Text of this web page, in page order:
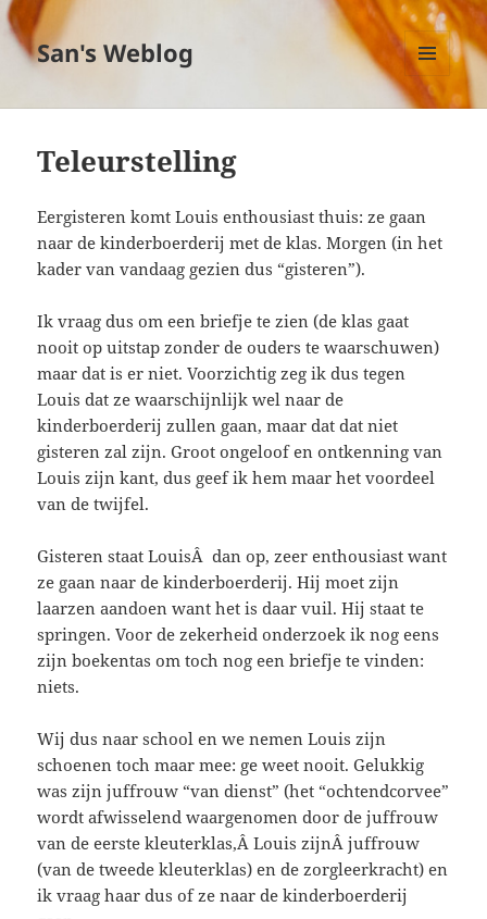
San's Weblog
MENU
EN
Teleurstelling
Eergisteren komt Louis enthousiast thuis: ze gaan
naar de kinderboerderij met de klas. Morgen (in het
kader van vandaag gezien dus “gisteren”).
Ik vraag dus om een briefje te zien (de klas gaat
nooit op uitstap zonder de ouders te waarschuwen)
maar dat is er niet. Voorzichtig zeg ik dus tegen
Louis dat ze waarschijnlijk wel naar de
kinderboerderij zullen gaan, maar dat dat niet
gisteren zal zijn. Groot ongeloof en ontkenning van
Louis zijn kant, dus geef ik hem maar het voordeel
van de twijfel.
Gisteren staat LouisÂ dan op, zeer enthousiast want
ze gaan naar de kinderboerderij. Hij moet zijn
laarzen aandoen want het is daar vuil. Hij staat te
springen. Voor de zekerheid onderzoek ik nog eens
zijn boekentas om toch nog een briefje te vinden:
niets.
Wij dus naar school en we nemen Louis zijn
schoenen toch maar mee: ge weet nooit. Gelukkig
was zijn juffrouw “van dienst” (het “ochtendcorvee”
wordt afwisselend waargenomen door de juffrouw
van de eerste kleuterklas,Â Louis zijnÂ juffrouw
(van de tweede kleuterklas) en de zorgleerkracht) en
ik vraag haar dus of ze naar de kinderboerderij